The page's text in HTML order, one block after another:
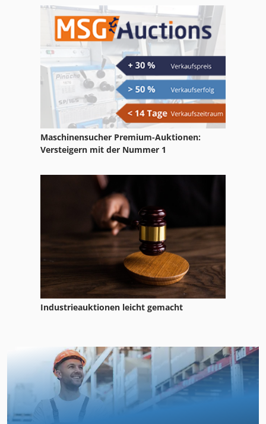
Maschinensucher Premium-Auktionen:
Versteigern mit der Nummer 1
Industrieauktionen leicht gemacht